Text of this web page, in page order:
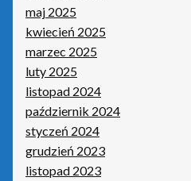
Subiekt Nexo
Subiekt Nexo Pro
Kasy fiskalne
Poradniki – kasy fiskalne
maj 2025
kwiecień 2025
marzec 2025
luty 2025
listopad 2024
październik 2024
styczeń 2024
grudzień 2023
listopad 2023